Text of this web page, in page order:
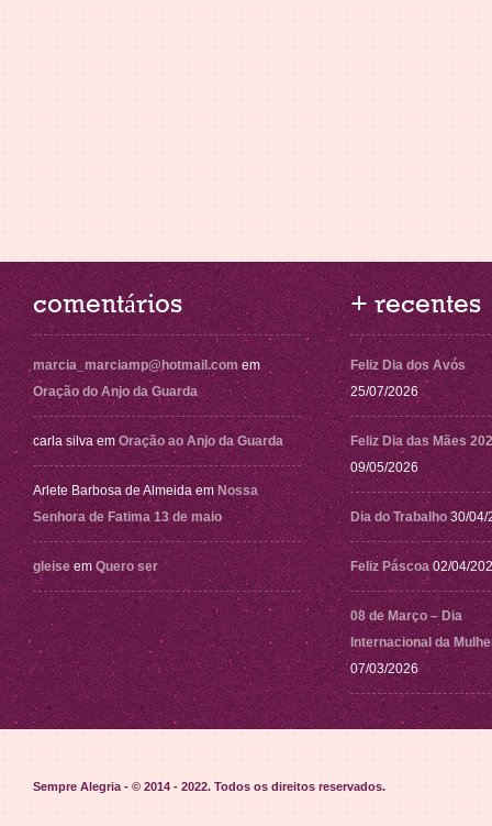
comentários
marcia_marciamp@hotmail.com em
Oração do Anjo da Guarda
carla silva em Oração ao Anjo da Guarda
Arlete Barbosa de Almeida em Nossa
Senhora de Fatima 13 de maio
gleise em Quero ser
+ recentes
Feliz Dia dos Avós
25/07/2026
Feliz Dia das Mães
09/05/2026
Dia do Trabalho 30/04/
Feliz Páscoa 02/04/
08 de Março – Dia
Internacional da
07/03/2026
Sempre Alegria - © 2014 - 2022. Todos os direitos reservados.